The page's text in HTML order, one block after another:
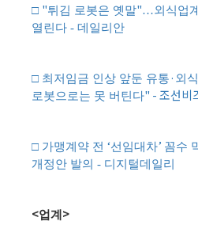
□ "튀김 로봇은 옛말"…외식업계
열린다 - 데일리안
□ 최저임금 인상 앞둔 유통· 외
로봇으로는 못 버틴다" - 조선비
□ 가맹계약 전 ‘선임대차’ 꼼수
개정안 발의 - 디지털데일리
<업계 >